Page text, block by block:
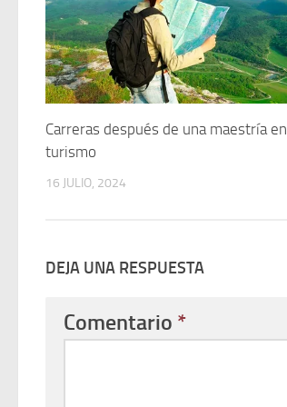
Carreras después de una maestría en
turismo
16 JULIO, 2024
DEJA UNA RESPUESTA
Comentario *